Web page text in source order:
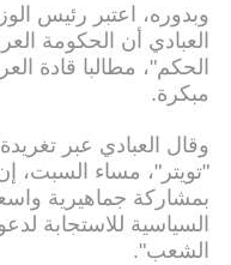
وبدوره، اعتبر رئيس
العبادي أن الحكومة
الحكم"، مطالبا قادة
مبكرة.
وقال العبادي عبر
"تويتر"، مساء السبت،
بمشاركة جماهيرية
السياسية للاستجابة
الشعب".